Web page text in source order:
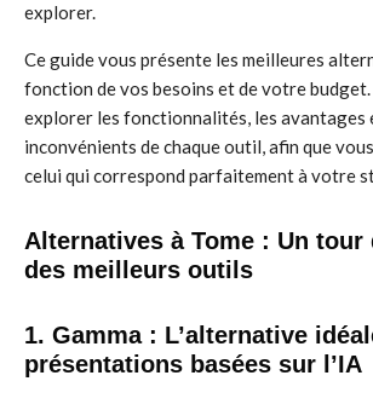
explorer.
Ce guide vous présente les meilleures
fonction de vos besoins et de votre
explorer les fonctionnalités, les avantages
inconvénients de chaque outil, afin que
celui qui correspond parfaitement à votre
Alternatives à Tome : Un tour
des meilleurs outils
1. Gamma : L’alternative
présentations basées sur l’IA